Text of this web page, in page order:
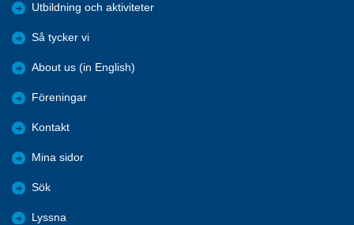
Utbildning och aktiviteter
Så tycker vi
About us (in English)
Föreningar
Kontakt
Mina sidor
Sök
Lyssna